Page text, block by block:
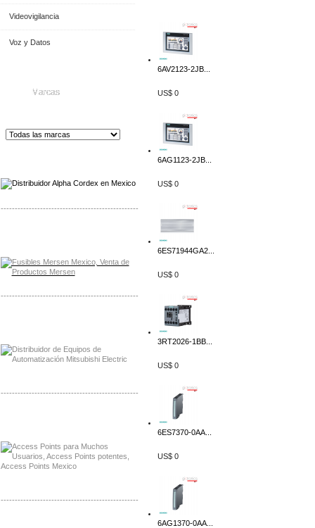
Videovigilancia
Voz y Datos
Marcas
-------------------------------------------------
-------------------------------------------------
-------------------------------------------------
-------------------------------------------------
6AV2123-2JB...
US$ 0
6AG1123-2JB...
US$ 0
6ES71944GA2...
US$ 0
3RT2026-1BB...
US$ 0
6ES7370-0AA...
US$ 0
6AG1370-0AA...